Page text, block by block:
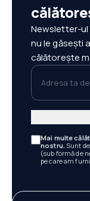
Newsletter-
nu le găsești
călătorește
Adresa ta de
Mai multe
nostru. Sunt
(sub formă de
pe care am